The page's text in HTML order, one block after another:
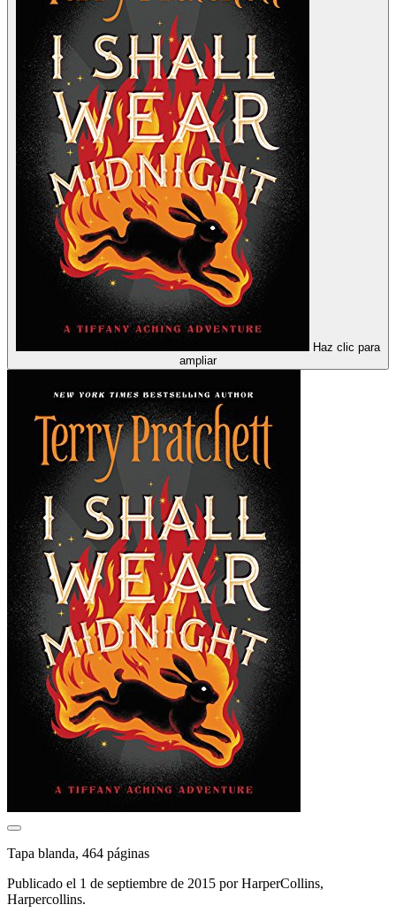
Haz clic para
ampliar
Tapa blanda, 464 páginas
Publicado el 1 de septiembre de 2015 por HarperCollins,
Harpercollins.